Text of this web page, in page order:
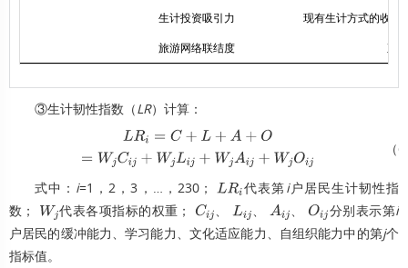
生计投资吸引力 现有生计方式的收入
旅游网络联结度 直
③生计韧性指数（LR）计算：
LRi= +L +A+ O Wj Cij+ Wj + WjA ij+ （
式中： i=1，2，3，…，230； LRi
代表第i户居民生计韧性指
数；
Wj
代表各项指标的权重； j
、 j
、 j
、 Oij
分别表示第i
户居民的缓冲能力、学习能力、文化适应能力、自组织能力中的第j个
指标值。